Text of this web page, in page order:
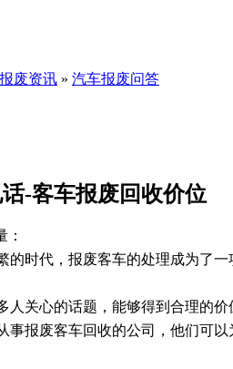
废资讯 » 汽车报废问答
-客车报废回收价位
：
的时代，报废客车的处理成为了
人关心的话题，能够得到合理的
事报废客车回收的公司，他们可